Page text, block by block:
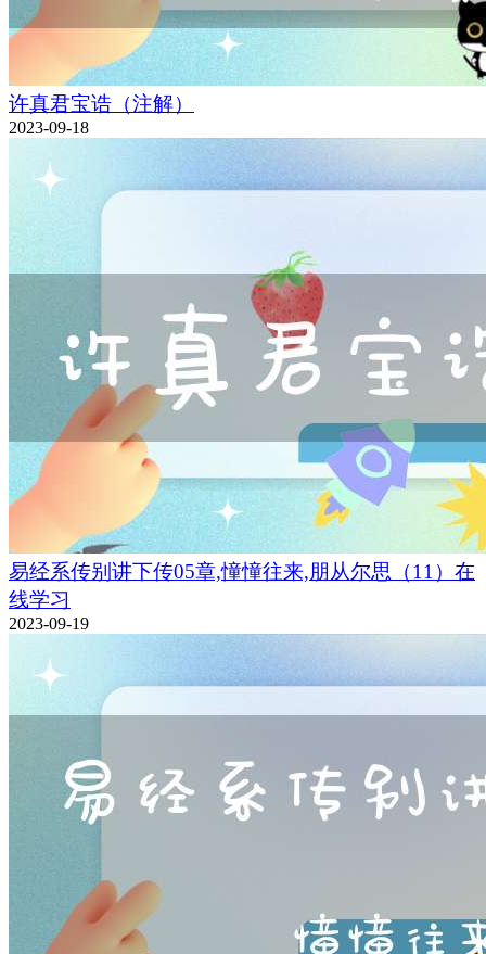
许真君宝诰（注解）
2023-09-18
易经系传别讲下传05章,憧憧往来,朋从尔思（11）在
线学习
2023-09-19